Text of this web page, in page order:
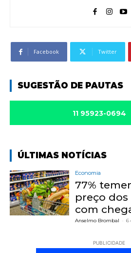
Facebook Twitter
SUGESTÃO DE PAUTAS
11 95923-0694
ÚLTIMAS NOTÍCIAS
Economia
77%
preço
com
Anselmo Brombal - 6
PUBLICIDADE